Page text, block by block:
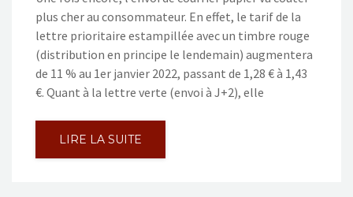
plus cher au consommateur. En effet, le tarif de la
lettre prioritaire estampillée avec un timbre rouge
(distribution en principe le lendemain) augmentera
de 11 % au 1er janvier 2022, passant de 1,28 € à 1,43
€. Quant à la lettre verte (envoi à J+2), elle
LIRE LA SUITE